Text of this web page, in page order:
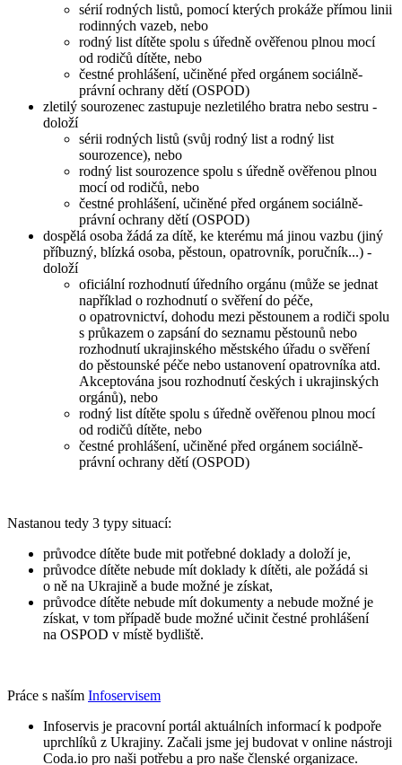
sérií rodných listů, pomocí kterých prokáže přímou linii
rodinných vazeb, nebo
rodný list dítěte spolu s úředně ověřenou plnou mocí
od rodičů dítěte, nebo
čestné prohlášení, učiněné před orgánem sociálně-
právní ochrany dětí (OSPOD)
zletilý sourozenec zastupuje nezletilého bratra nebo sestru -
doloží
sérii rodných listů (svůj rodný list a rodný list
sourozence), nebo
rodný list sourozence spolu s úředně ověřenou plnou
mocí od rodičů, nebo
čestné prohlášení, učiněné před orgánem sociálně-
právní ochrany dětí (OSPOD)
dospělá osoba žádá za dítě, ke kterému má jinou vazbu (jiný
příbuzný, blízká osoba, pěstoun, opatrovník, poručník...) -
doloží
oficiální rozhodnutí úředního orgánu (může se jednat
například o rozhodnutí o svěření do péče,
o opatrovnictví, dohodu mezi pěstounem a rodiči spolu
s průkazem o zapsání do seznamu pěstounů nebo
rozhodnutí ukrajinského městského úřadu o svěření
do pěstounské péče nebo ustanovení opatrovníka atd.
Akceptována jsou rozhodnutí českých i ukrajinských
orgánů), nebo
rodný list dítěte spolu s úředně ověřenou plnou mocí
od rodičů dítěte, nebo
čestné prohlášení, učiněné před orgánem sociálně-
právní ochrany dětí (OSPOD)
Nastanou tedy 3 typy situací:
průvodce dítěte bude mit potřebné doklady a doloží je,
průvodce dítěte nebude mít doklady k dítěti, ale požádá si
o ně na Ukrajině a bude možné je získat,
průvodce dítěte nebude mít dokumenty a nebude možné je
získat, v tom případě bude možné učinit čestné prohlášení
na OSPOD v místě bydliště.
Práce s naším Infoservisem
Infoservis je pracovní portál aktuálních informací k podpoře
uprchlíků z Ukrajiny. Začali jsme jej budovat v online nástroji
Coda.io pro naši potřebu a pro naše členské organizace.